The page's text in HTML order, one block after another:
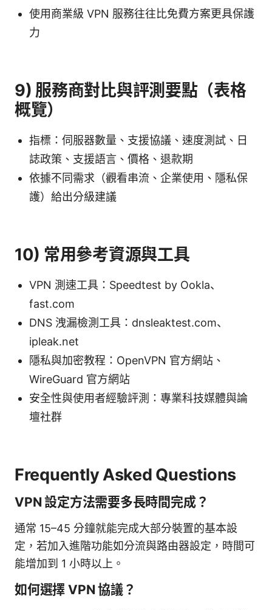
使用商業級 VPN 服務往往比免費方案更具保護
力
9) 服務商對比與評測要點（表格
概覽）
指標：伺服器數量、支援協議、速度測試、日
誌政策、支援語言、價格、退款期
依據不同需求（觀看串流、企業使用、隱私保
護）給出分級建議
10) 常用參考資源與工具
VPN 測速工具：Speedtest by Ookla、
fast.com
DNS 洩漏檢測工具：dnsleaktest.com、
ipleak.net
隱私與加密教程：OpenVPN 官方網站、
WireGuard 官方網站
安全性與使用者經驗評測：專業科技媒體與論
壇社群
Frequently Asked Questions
VPN 設定方法需要多長時間完成？
通常 15–45 分鐘就能完成大部分裝置的基本設
定，若加入進階功能如分流與路由器設定，時間可
能增加到 1 小時以上。
如何選擇 VPN 協議？